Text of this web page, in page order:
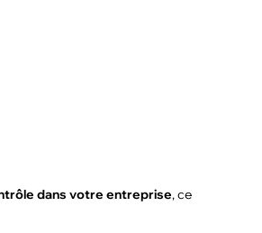
dans votre entreprise, ce